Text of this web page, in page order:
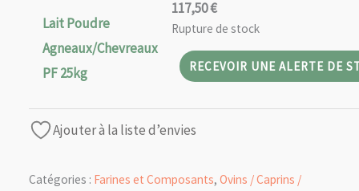
Lait Poudre
Agneaux/Chevreaux
PF 25kg
117,50€
Rupture de stock
RECEVOIR UNE ALERTE DE
Ajouter à la liste d’envies
Catégories : Farines et Composants, Ovins / Caprins /